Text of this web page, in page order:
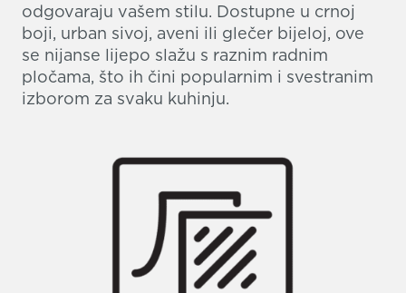
odgovaraju vašem stilu. Dostupne u crnoj
boji, urban sivoj, aveni ili glečer bijeloj, ove
se nijanse lijepo slažu s raznim radnim
pločama, što ih čini popularnim i svestranim
izborom za svaku kuhinju.